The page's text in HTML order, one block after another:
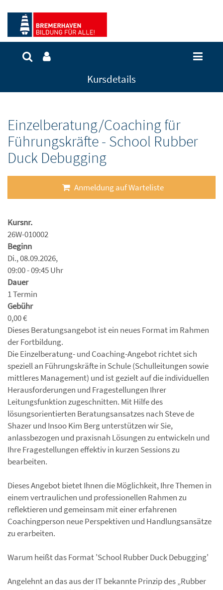
Kursdetails
Einzelberatung/Coaching für
Führungskräfte - School Rubber
Duck Debugging
Anmeldung auf Warteliste
Kursnr.
26W-010002
Beginn
Di., 08.09.2026,
09:00 - 09:45 Uhr
Dauer
1 Termin
Gebühr
0,00 €
Dieses Beratungsangebot ist ein neues Format im Rahmen
der Fortbildung.
Die Einzelberatung- und Coaching-Angebot richtet sich
speziell an Führungskräfte in Schule (Schulleitungen sowie
mittleres Management) und ist gezielt auf die individuellen
Herausforderungen und Fragestellungen Ihrer
Leitungsfunktion zugeschnitten. Mit Hilfe des
lösungsorientierten Beratungsansatzes nach Steve de
Shazer und Insoo Kim Berg unterstützen wir Sie,
anlassbezogen und praxisnah Lösungen zu entwickeln und
Ihre Fragestellungen effektiv in kurzen Sessions zu
bearbeiten.
Dieses Angebot bietet Ihnen die Möglichkeit, Ihre Themen in
einem vertraulichen und professionellen Rahmen zu
reflektieren und gemeinsam mit einer erfahrenen
Coachingperson neue Perspektiven und Handlungsansätze
zu erarbeiten.
Warum heißt das Format 'School Rubber Duck Debugging'
Angelehnt an das aus der IT bekannte Prinzip des „Rubber